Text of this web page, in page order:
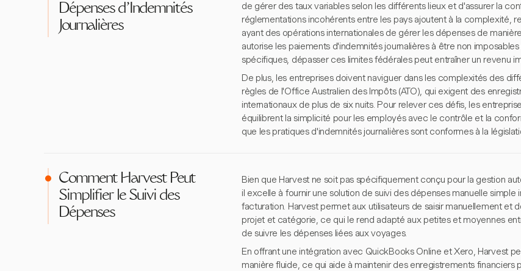
Dépenses d'Indemnités
Journalières
de gérer des taux variables selon les différents lieux et d'assurer la
réglementations incohérents entre les pays ajoutent à la complexité,
ayant des opérations internationales de gérer les dépenses de
autorise les paiements d'indemnités journalières à être non
spécifiques, dépasser ces limites fédérales peut entraîner un revenu
De plus, les entreprises doivent naviguer dans les complexités des
règles de l'Office Australien des Impôts (ATO), qui exigent des
internationaux de plus de six nuits. Pour relever ces défis, les
équilibrent la simplicité pour les employés avec le contrôle et la
que les pratiques d'indemnités journalières sont conformes à la
Comment Harvest Peut
Simplifier le Suivi des
Dépenses
Bien que Harvest ne soit pas spécifiquement conçu pour la gestion
il excelle à fournir une solution de suivi des dépenses manuelle simple
facturation. Harvest permet aux utilisateurs de saisir manuellement et
projet et catégorie, ce qui le rend adapté aux petites et moyennes
de suivre les dépenses liées aux voyages.
En offrant une intégration avec QuickBooks Online et Xero, Harvest
manière fluide, ce qui aide à maintenir des enregistrements financiers